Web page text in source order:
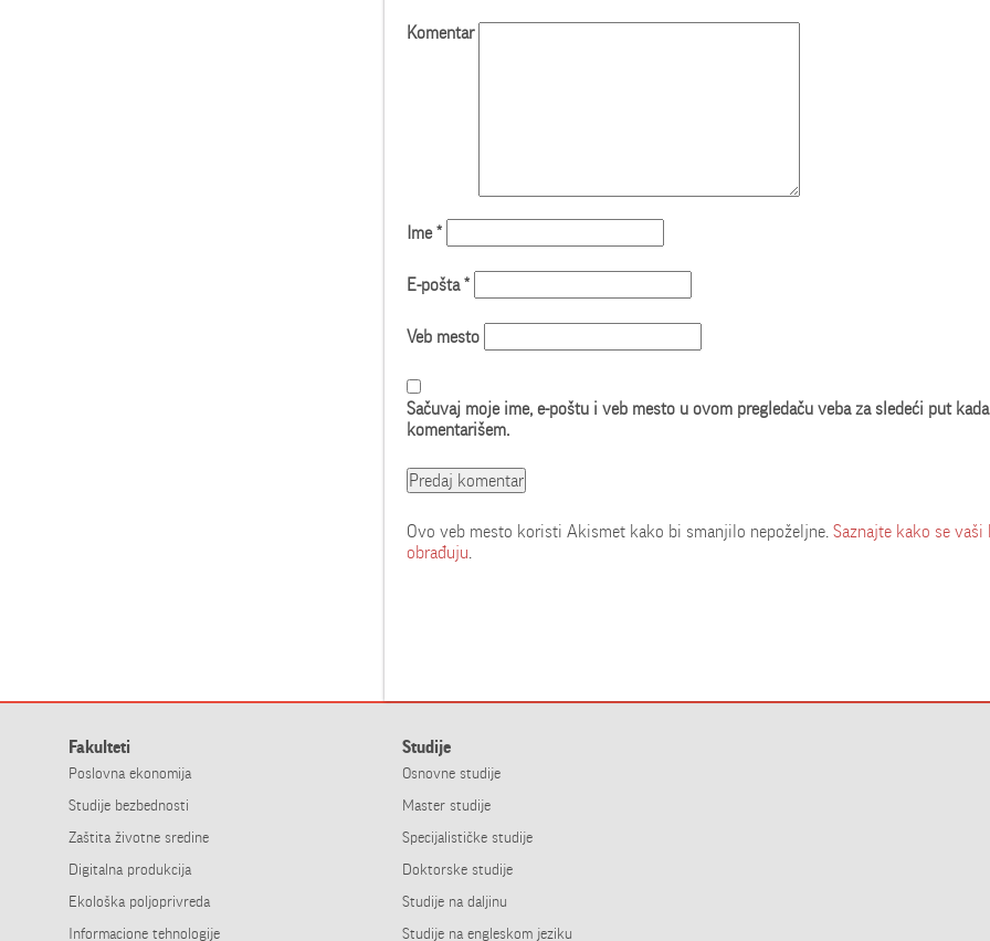
Komentar
Ime*
E-pošta*
Veb mesto
Sačuvaj moje ime, e-poštu i veb mesto u ovom pregledaču veba za sledeći put kada
komentarišem.
Ovo veb mesto koristi Akismet kako bi smanjilo nepoželjne. Saznajte kako se
obrađuju.
Fakulteti
Poslovna ekonomija
Studije bezbednosti
Zaštita životne sredine
Digitalna produkcija
Ekološka poljoprivreda
Informacione tehnologije
Studije
Osnovne studije
Master studije
Specijalističke studije
Doktorske studije
Studije na daljinu
Studije na engleskom jeziku